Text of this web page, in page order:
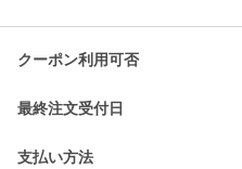
クーポン利用可否
最終注文受付日
支払い方法